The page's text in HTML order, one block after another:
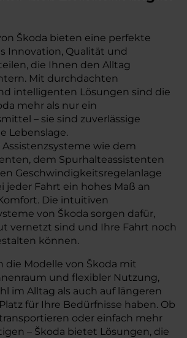
Škoda bieten eine perfekte
Innovation, Qualität und
die Ihnen den Alltag
Mit durchdachten
intelligenten Lösungen sind die
mehr als nur ein
– sie sind zuverlässige
Lebenslage.
wie dem
dem Spurhalteassistenten
Geschwindigkeitsregelanlage
jeder Fahrt ein hohes Maß an
Die intuitiven
von Škoda sorgen dafür,
vernetzt sind und Ihre Fahrt noch
können.
Modelle von Škoda mit
und flexibler Nutzung,
im Alltag als auch auf längeren
für Ihre Bedürfnisse haben. Ob
oder einfach mehr
– Škoda bietet Lösungen, die